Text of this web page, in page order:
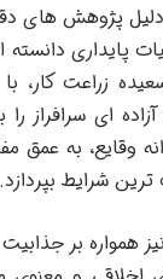
دلیل پژوهش های
پایداری دانسته
زراعت کار،
ای سرافراز را
وقایع، به عمق
شرایط بپردازد.
همواره بر